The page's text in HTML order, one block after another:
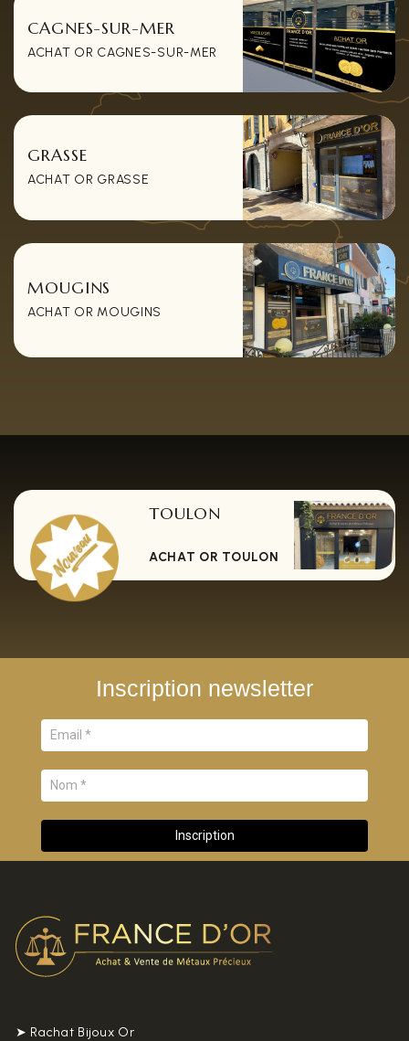
CAGNES-SUR-MER
ACHAT OR CAGNES-SUR-MER
GRASSE
ACHAT OR GRASSE
MOUGINS
ACHAT OR MOUGINS
TOULON
ACHAT OR TOULON
Inscription newsletter
➤ Rachat Bijoux Or